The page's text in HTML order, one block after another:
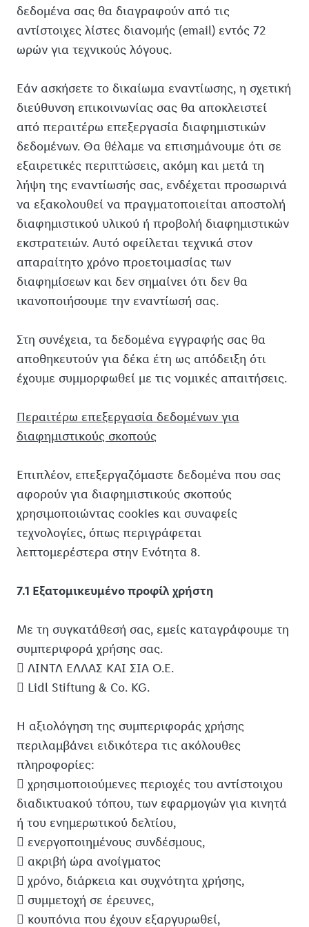
δεδομένα σας θα διαγραφούν από τις
αντίστοιχες λίστες διανομής (email) εντός 72
ωρών για τεχνικούς λόγους.
Εάν ασκήσετε το δικαίωμα εναντίωσης, η σχετική
διεύθυνση επικοινωνίας σας θα αποκλειστεί
από περαιτέρω επεξεργασία διαφημιστικών
δεδομένων. Θα θέλαμε να επισημάνουμε ότι σε
εξαιρετικές περιπτώσεις, ακόμη και μετά τη
λήψη της εναντίωσής σας, ενδέχεται προσωρινά
να εξακολουθεί να πραγματοποιείται αποστολή
διαφημιστικού υλικού ή προβολή διαφημιστικών
εκστρατειών. Αυτό οφείλεται τεχνικά στον
απαραίτητο χρόνο προετοιμασίας των
διαφημίσεων και δεν σημαίνει ότι δεν θα
ικανοποιήσουμε την εναντίωσή σας.
Στη συνέχεια, τα δεδομένα εγγραφής σας θα
αποθηκευτούν για δέκα έτη ως απόδειξη ότι
έχουμε συμμορφωθεί με τις νομικές απαιτήσεις.
Περαιτέρω επεξεργασία δεδομένων για
διαφημιστικούς σκοπούς
Επιπλέον, επεξεργαζόμαστε δεδομένα που σας
αφορούν για διαφημιστικούς σκοπούς
χρησιμοποιώντας cookies και συναφείς
τεχνολογίες, όπως περιγράφεται
λεπτομερέστερα στην Ενότητα 8.
7.1 Εξατομικευμένο προφίλ χρήστη
Με τη συγκατάθεσή σας, εμείς καταγράφουμε τη
συμπεριφορά χρήσης σας.
 ΛΙΝΤΛ ΕΛΛΑΣ ΚΑΙ ΣΙΑ Ο.Ε.
 Lidl Stiftung & Co. KG.
Η αξιολόγηση της συμπεριφοράς χρήσης
περιλαμβάνει ειδικότερα τις ακόλουθες
πληροφορίες:
 χρησιμοποιούμενες περιοχές του αντίστοιχου
διαδικτυακού τόπου, των εφαρμογών για κινητά
ή του ενημερωτικού δελτίου,
 ενεργοποιημένους συνδέσμους,
 ακριβή ώρα ανοίγματος
 χρόνο, διάρκεια και συχνότητα χρήσης,
 συμμετοχή σε έρευνες,
 κουπόνια που έχουν εξαργυρωθεί,